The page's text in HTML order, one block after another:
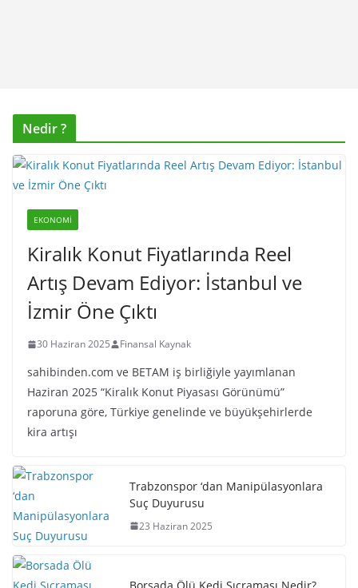
Nedir ?
EKONOMI
Kiralık Konut Fiyatlarında Reel
Artış Devam Ediyor: İstanbul ve
İzmir Öne Çıktı
30 Haziran 2025 Finansal Kaynak
sahibinden.com ve BETAM iş birliğiyle yayımlanan
Haziran 2025 “Kiralık Konut Piyasası Görünümü”
raporuna göre, Türkiye genelinde ve büyükşehirlerde
kira artışı
Trabzonspor ‘dan Manipülasyonlara
Suç Duyurusu
23 Haziran 2025